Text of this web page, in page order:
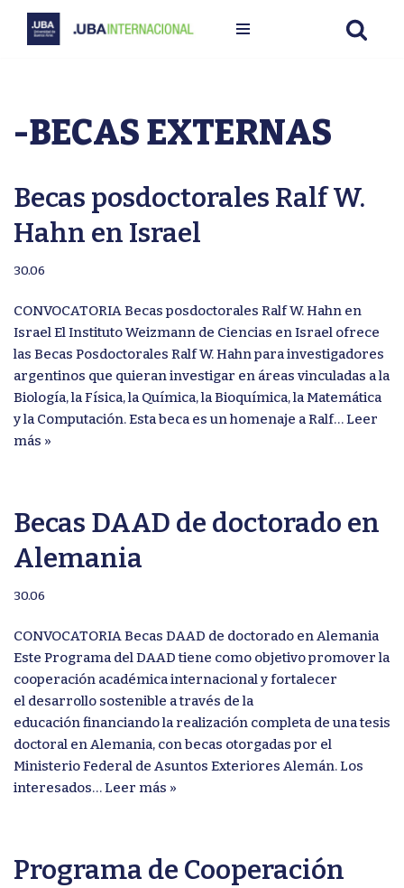
-BECAS EXTERNAS
Becas posdoctorales Ralf W.
Hahn en Israel
30.06
CONVOCATORIA Becas posdoctorales Ralf W. Hahn en
Israel El Instituto Weizmann de Ciencias en Israel ofrece
las Becas Posdoctorales Ralf W. Hahn para investigadores
argentinos que quieran investigar en áreas vinculadas a la
Biología, la Física, la Química, la Bioquímica, la Matemática
y la Computación. Esta beca es un homenaje a Ralf…Leer
más »
Becas DAAD de doctorado en
Alemania
30.06
CONVOCATORIA Becas DAAD de doctorado en Alemania
Este Programa del DAAD tiene como objetivo promover la
cooperación académica internacional y fortalecer
el desarrollo sostenible a través de la
educación financiando la realización completa de una tesis
doctoral en Alemania, con becas otorgadas por el
Ministerio Federal de Asuntos Exteriores Alemán. Los
interesados…Leer más »
Programa de Cooperación